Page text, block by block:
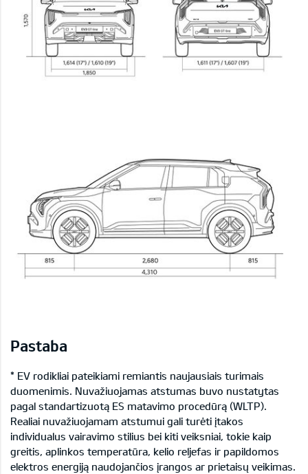
Pastaba
* EV rodikliai pateikiami remiantis naujausiais turimais
duomenimis. Nuvažiuojamas atstumas buvo nustatytas
pagal standartizuotą ES matavimo procedūrą (WLTP).
Realiai nuvažiuojamam atstumui gali turėti įtakos
individualus vairavimo stilius bei kiti veiksniai, tokie kaip
greitis, aplinkos temperatūra, kelio reljefas ir papildomos
elektros energiją naudojančios įrangos ar prietaisų veikimas.